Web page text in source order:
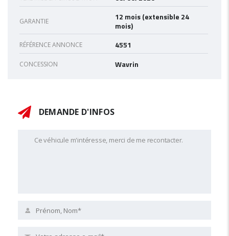
GARANTIE
12 mois (extensible 24
mois)
RÉFÉRENCE ANNONCE 4551
CONCESSION Wavrin
DEMANDE D'INFOS